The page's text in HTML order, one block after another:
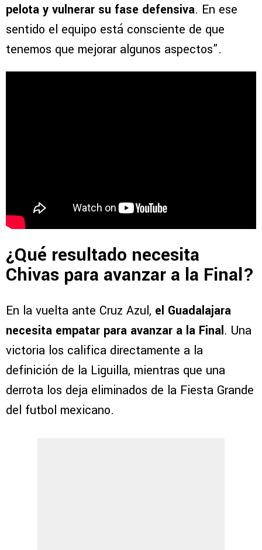
pelota y vulnerar su fase defensiva. En ese
sentido el equipo está consciente de que
tenemos que mejorar algunos aspectos”.
¿Qué resultado necesita
Chivas para avanzar a la Final?
En la vuelta ante Cruz Azul, el Guadalajara
necesita empatar para avanzar a la Final. Una
victoria los califica directamente a la
definición de la Liguilla, mientras que una
derrota los deja eliminados de la Fiesta Grande
del futbol mexicano.